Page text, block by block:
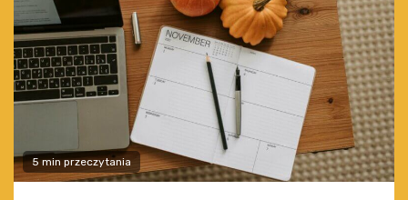
5 min przeczytania